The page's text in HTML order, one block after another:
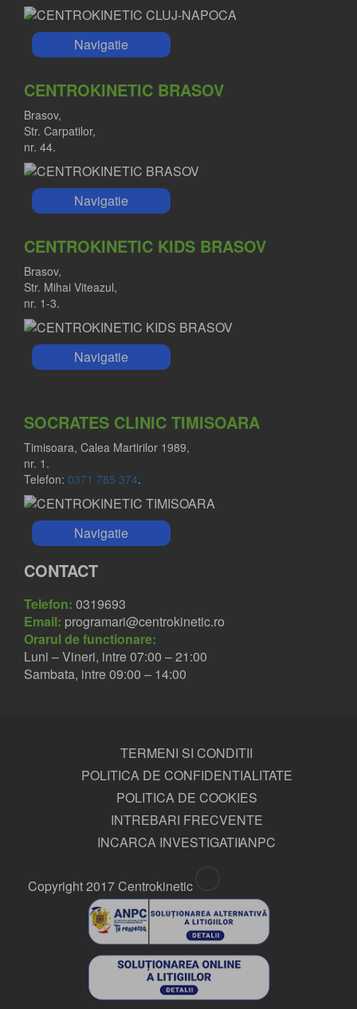
Navigatie
CENTROKINETIC BRASOV
Brasov,
Str. Carpatilor,
nr. 44.
Navigatie
CENTROKINETIC KIDS BRASOV
Brasov,
Str. Mihai Viteazul,
nr. 1-3.
Navigatie
SOCRATES CLINIC TIMISOARA
Timisoara, Calea Martirilor 1989,
nr. 1.
Telefon: 0371 785 374.
Navigatie
CONTACT
Telefon: 0319693
Email: programari@centrokinetic.ro
Orarul de functionare:
Luni – Vineri, intre 07:00 – 21:00
Sambata, intre 09:00 – 14:00
TERMENI SI CONDITII
POLITICA DE CONFIDENTIALITATE
POLITICA DE COOKIES
INTREBARI FRECVENTE
INCARCA INVESTIGATIIANPC
Copyright 2017 Centrokinetic